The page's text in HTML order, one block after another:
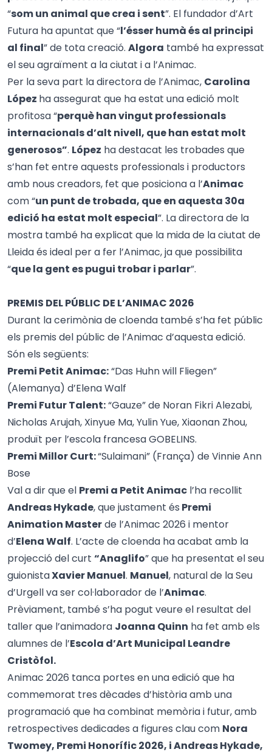
“som un animal que crea i sent”. El fundador d’Art
Futura ha apuntat que “l’ésser humà és al principi
al final” de tota creació. Algora també ha expressat
el seu agraïment a la ciutat i a l’Animac.
Per la seva part la directora de l’Animac, Carolina
López ha assegurat que ha estat una edició molt
profitosa “perquè han vingut professionals
internacionals d’alt nivell, que han estat molt
generosos”. López ha destacat les trobades que
s’han fet entre aquests professionals i productors
amb nous creadors, fet que posiciona a l’Animac
com “un punt de trobada, que en aquesta 30a
edició ha estat molt especial”. La directora de la
mostra també ha explicat que la mida de la ciutat de
Lleida és ideal per a fer l’Animac, ja que possibilita
“que la gent es pugui trobar i parlar”.
PREMIS DEL PÚBLIC DE L’ANIMAC 2026
Durant la cerimònia de cloenda també s’ha fet públic
els premis del públic de l’Animac d’aquesta edició.
Són els següents:
Premi Petit Animac:“Das Huhn will Fliegen”
(Alemanya) d’Elena Walf
Premi Futur Talent:“Gauze” de Noran Fikri Alezabi,
Nicholas Arujah, Xinyue Ma, Yulin Yue, Xiaonan Zhou,
produït per l’escola francesa GOBELINS.
Premi Millor Curt:“Sulaimani” (França) de Vinnie Ann
Bose
Val a dir que el Premi a Petit Animac l’ha recollit
Andreas Hykade, que justament és Premi
Animation Masterde l’Animac 2026 i mentor
d’Elena Walf. L’acte de cloenda ha acabat amb la
projecció del curt “Anaglifo” que ha presentat el seu
guionistaXavier Manuel. Manuel, natural de la Seu
d’Urgell va ser col·laborador de l’Animac.
Prèviament, també s’ha pogut veure el resultat del
taller que l’animadora Joanna Quinn ha fet amb els
alumnes de l’Escola d’Art Municipal Leandre
Cristòfol.
Animac 2026 tanca portes en una edició que ha
commemorat tres dècades d’història amb una
programació que ha combinat memòria i futur, amb
retrospectives dedicades a figures clau com Nora
Twomey, Premi Honorífic 2026, i Andreas Hykade,